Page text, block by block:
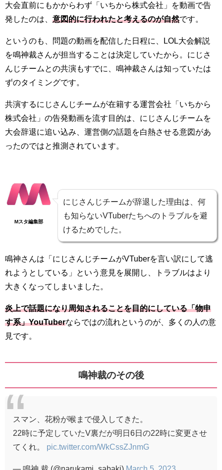
大会直前にもかからわず「いちから株式会社」を動画で告
発したのは、 意図的に行われたと考えるのが自然です。
というのも、問題の動画を配信した日程に、LOL大会解説
を鳴神裁さんが担当することは決定していたから。にじさ
んじチームとの共演もすでに、鳴神裁さんは知っていたは
ずのタイミングです。
共演するにじさんじチームが在籍する運営会社「いちから
株式会社」の告発動画を流す目的は、にじさんじチームを
大会辞退に追い込み、運営側の話題を白熱させる意図があ
ったのではと推測されています。
Mスタ編集部
にじさんじチームが辞退した理由は、何
も知らないVTuberたちへのトラブルを避
けるためでした。
鳴神さんは「にじさんじチームがVTuberを言い訳にして逃
れようとしている」という意見を展開し、トラブルはより
大きくなってしまいました。
炎上で話題になり周知されることを目的にしている「物申
す系」YouTuberならではの流れというのが、多くの人の意
見です。
鳴神裁のその後
スマン、花粉が喉まで侵入してきた。
22時に予定していたV裏だが明日6日の22時に変更させ
てくれ。 pic.twitter.com/WkCssZJnmG